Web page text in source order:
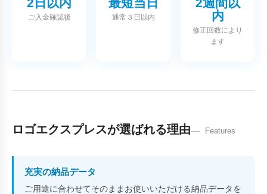
ご入金確認後 通常３日以内
内
修正回数により
ます
ロゴエクスプレスが選ばれる理由 Features
充実の納品データ
ご用途に合わせてそのままお使いいただける納品データを